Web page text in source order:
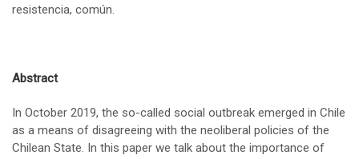
resistencia, común.
Abstract
In October 2019, the so-called social outbreak emerged in Chile
as a means of disagreeing with the neoliberal policies of the
Chilean State. In this paper we talk about the importance of